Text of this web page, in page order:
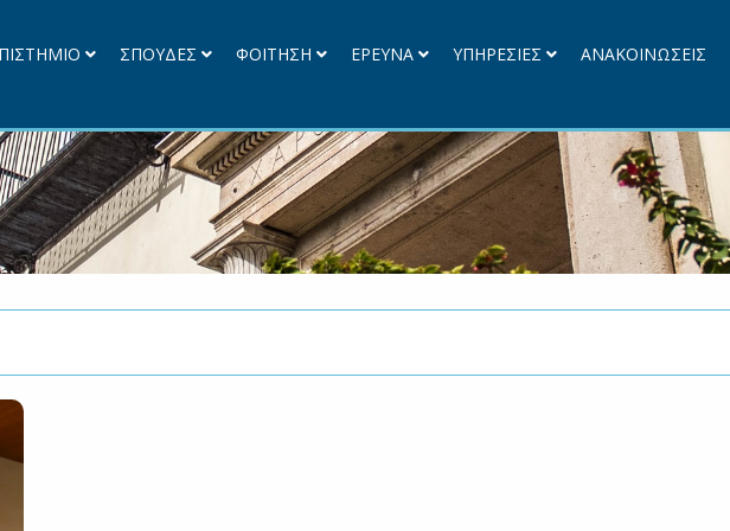
ΣΠΟΥΔΕΣ ΦΟΙΤΗΣΗ ΕΡΕΥΝΑ ΥΠΗΡΕΣΙΕΣ ΑΝΑΚΟΙΝΩΣΕΙΣ